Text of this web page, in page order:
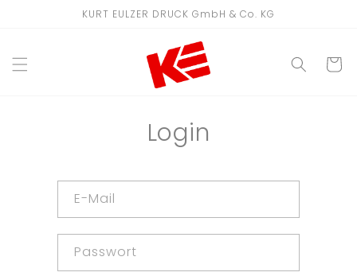
KURT EULZER DRUCK GmbH & Co. KG
Login
E-Mail
Passwort